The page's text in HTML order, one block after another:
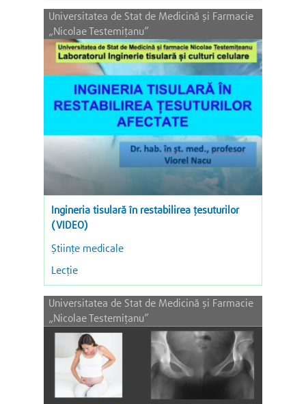
Universitatea de Stat de Medicină și Farmacie
„Nicolae Testemițanu”
Ingineria tisulară în restabilirea țesuturilor
(VIDEO)
Științe medicale
Lecție
Universitatea de Stat de Medicină și Farmacie
„Nicolae Testemițanu”